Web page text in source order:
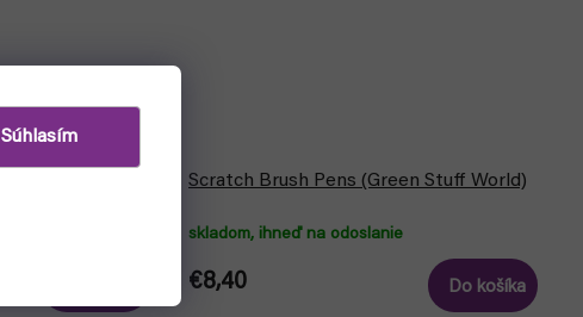
Súhlasím
Scratch Brush Pens (Green Stuff World)
skladom, ihneď na odoslanie
€8,40 Do košíka